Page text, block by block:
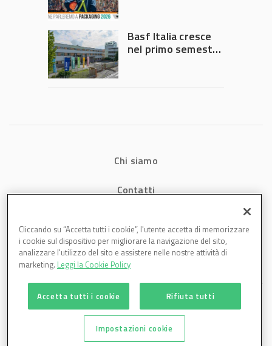
Governo
Basf Italia cresce
nel primo semestre
Chi siamo
Contatti
Cookies
Cliccando su “Accetta tutti i cookie”, l'utente accetta di memorizzare
i cookie sul dispositivo per migliorare la navigazione del sito,
analizzare l'utilizzo del sito e assistere nelle nostre attività di
marketing. Leggi la Cookie Policy
Accetta tutti i cookie Rifiuta tutti
Impostazioni cookie